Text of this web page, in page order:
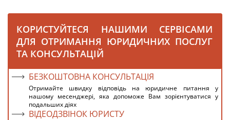
КОРИСТУЙТЕСЯ НАШИМИ СЕРВІСАМИ
ДЛЯ ОТРИМАННЯ ЮРИДИЧНИХ ПОСЛУГ
ТА КОНСУЛЬТАЦІЙ
БЕЗКОШТОВНА КОНСУЛЬТАЦІЯ
Отримайте швидку відповідь на юридичне питання у
нашому месенджері, яка допоможе Вам зорієнтуватися у
подальших діях
ВІДЕОДЗВІНОК ЮРИСТУ